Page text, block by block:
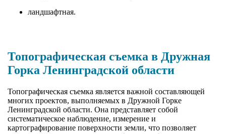
ландшафтная.
Топографическая съемка в Дружная
Горка Ленинградской области
Топографическая съемка является важной составляющей
многих проектов, выполняемых в Дружной Горке
Ленинградской области. Она представляет собой
систематическое наблюдение, измерение и
картографирование поверхности земли, что позволяет